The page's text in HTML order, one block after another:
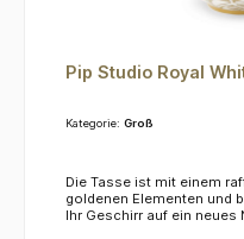
Pip Studio Royal
Kategorie: Groß
Die Tasse ist mit einem
goldenen Elementen und
Ihr Geschirr auf ein neues